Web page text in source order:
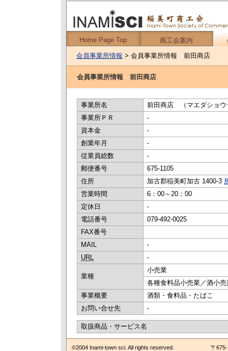
Home Page Top 商工会案内
会員事業所情報 > 会員事業所情報 前田商店
会員事業所情報 前田商店
事業所名
前田商店 （マエダショウ
事業所ＰＲ
-
資本金
-
創業年月
-
従業員総数
-
郵便番号
675-1105
住所
加古郡稲美町加古 1400-3
営業時間
6：00～20：00
定休日
-
電話番号
079-492-0025
FAX番号
MAIL
-
URL
-
業種
小売業
各種食料品小売業／酒小
事業概要
酒類・食料品・たばこ
お問い合せ先
-
取扱商品・サービス名
〒
©2004 Inami-town sci. All rights reserved.